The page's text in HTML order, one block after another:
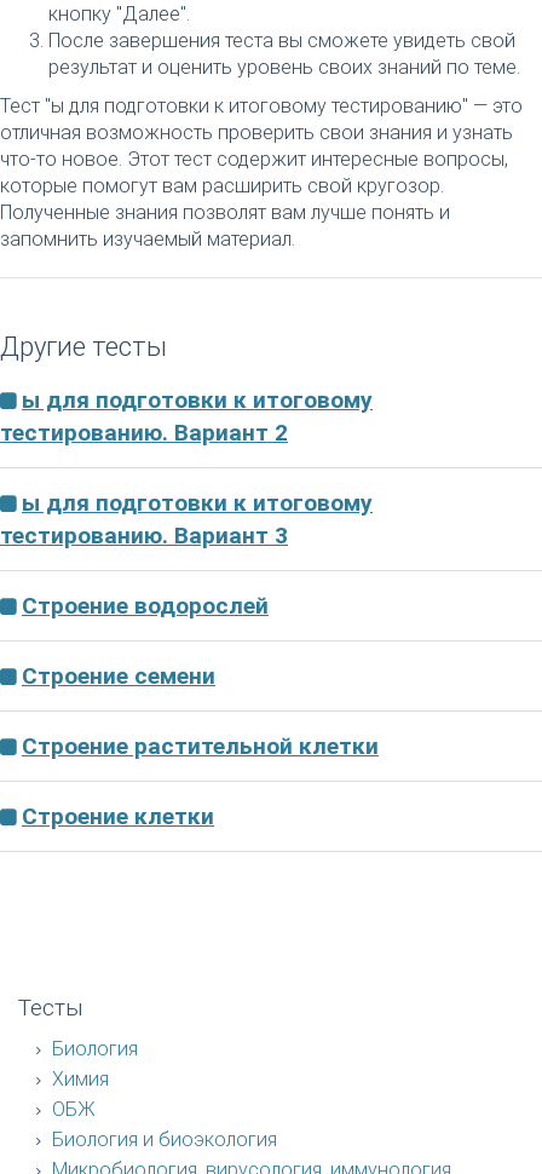
кнопку "Далее".
После завершения теста вы сможете увидеть свой
результат и оценить уровень своих знаний по теме.
Тест "ы для подготовки к итоговому тестированию" — это
отличная возможность проверить свои знания и узнать
что-то новое. Этот тест содержит интересные вопросы,
которые помогут вам расширить свой кругозор.
Полученные знания позволят вам лучше понять и
запомнить изучаемый материал.
Другие тесты
ы для подготовки к итоговому
тестированию. Вариант 2
ы для подготовки к итоговому
тестированию. Вариант 3
Строение водорослей
Строение семени
Строение растительной клетки
Строение клетки
Тесты
Биология
Химия
ОБЖ
Биология и биоэкология